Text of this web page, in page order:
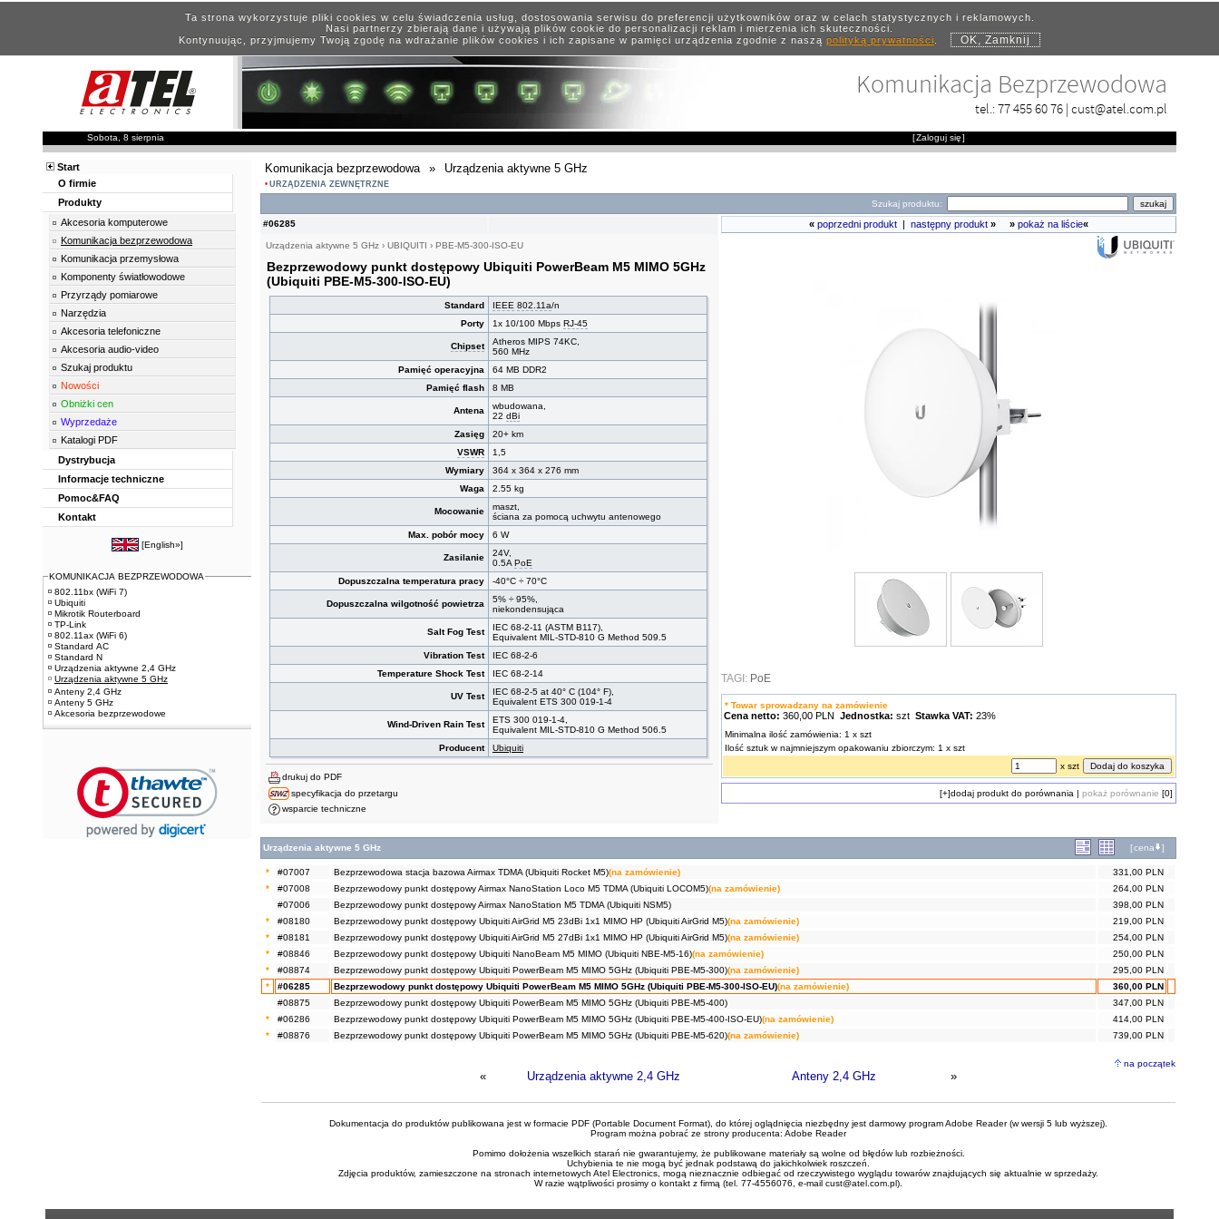
Ta strona wykorzystuje pliki cookies w celu świadczenia usług, dostosowania serwisu do preferencji użytkowników oraz w celach statystycznych i reklamowych.
Nasi partnerzy zbierają dane i używają plików cookie do personalizacji reklam i mierzenia ich skuteczności.
Kontynuując, przyjmujemy Twoją zgodę na wdrażanie plików cookies i ich zapisane w pamięci urządzenia zgodnie z naszą polityką prywatności. OK, Zamknij
Komunikacja Bezprzewodowa
tel.:77 455 60 76 | cust@atel.com.pl
Sobota, 8 sierpnia [Zaloguj się]
Komunikacja bezprzewodowa » Urządzenia aktywne 5 GHz
URZĄDZENIA ZEWNĘTRZNE
Szukaj produktu:
#06285
Urządzenia aktywne 5 GHz › UBIQUITI › PBE-M5-300-ISO-EU
Bezprzewodowy punkt dostępowy Ubiquiti PowerBeam M5 MIMO 5GHz
(Ubiquiti PBE-M5-300-ISO-EU)
Standard IEEE 802.11a/n
Porty
1x 10/100 Mbps RJ-45
Chipset
Atheros MIPS 74KC,
560 MHz
Pamięć operacyjna
64 MB DDR2
Pamięć flash
8 MB
Antena
wbudowana,
22 dBi
Zasięg
20+ km
VSWR
1,5
Wymiary
364 x 364 x 276 mm
Waga
2.55 kg
Mocowanie
maszt,
ściana za pomocą uchwytu antenowego
Max. pobór mocy
6 W
Zasilanie
24V,
0.5APoE
Dopuszczalna temperatura pracy
-40°C ÷ 70°C
Dopuszczalna wilgotność powietrza
5% ÷ 95%,
niekondensująca
Salt Fog Test
IEC 68-2-11 (ASTM B117),
Equivalent MIL-STD-810 G Method 509.5
Vibration Test
IEC 68-2-6
Temperature Shock Test
IEC 68-2-14
UV Test
IEC 68-2-5 at 40° C (104° F),
Equivalent ETS 300 019-1-4
Wind-Driven Rain Test
ETS 300 019-1-4,
Equivalent MIL-STD-810 G Method 506.5
Producent
Ubiquiti
drukuj do PDF
specyfikacja do przetargu
wsparcie techniczne
« poprzedni produkt następny produkt » » pokaż na liście«
TAGI: PoE
* Towar sprowadzany na zamówienie
Cena netto: 360,00 PLN Jednostka: szt Stawka VAT: 23%
Minimalna ilość zamówienia: 1 x szt
Ilość sztuk w najmniejszym opakowaniu zbiorczym: 1 x szt
x szt
[+]dodaj produkt do porównania | pokaż porównanie [0]
Urządzenia aktywne 5 GHz [cena ]
* #07007 Bezprzewodowa stacja bazowa Airmax TDMA (Ubiquiti Rocket M5)(na zamówienie)
331,00 PLN
*
#07008 Bezprzewodowy punkt dostępowy Airmax NanoStation Loco M5 TDMA (Ubiquiti LOCOM5)(na zamówienie)
264,00 PLN
#07006
Bezprzewodowy punkt dostępowy Airmax NanoStation M5 TDMA (Ubiquiti NSM5)
398,00 PLN
*
#08180 Bezprzewodowy punkt dostępowy Ubiquiti AirGrid M5 23dBi 1x1 MIMO HP (Ubiquiti AirGrid M5)(na zamówienie)
219,00 PLN
*
#08181 Bezprzewodowy punkt dostępowy Ubiquiti AirGrid M5 27dBi 1x1 MIMO HP (Ubiquiti AirGrid M5)(na zamówienie)
254,00 PLN
*
#08846 Bezprzewodowy punkt dostępowy Ubiquiti NanoBeam M5 MIMO (Ubiquiti NBE-M5-16)(na zamówienie)
250,00 PLN
*
#08874 Bezprzewodowy punkt dostępowy Ubiquiti PowerBeam M5 MIMO 5GHz (Ubiquiti PBE-M5-300)(na zamówienie)
295,00 PLN
*
#06285 Bezprzewodowy punkt dostępowy Ubiquiti PowerBeam M5 MIMO 5GHz (Ubiquiti PBE-M5-300-ISO-EU)(na zamówienie)
360,00 PLN
#08875
Bezprzewodowy punkt dostępowy Ubiquiti PowerBeam M5 MIMO 5GHz (Ubiquiti PBE-M5-400)
347,00 PLN
*
#06286 Bezprzewodowy punkt dostępowy Ubiquiti PowerBeam M5 MIMO 5GHz (Ubiquiti PBE-M5-400-ISO-EU)(na zamówienie)
414,00 PLN
*
#08876 Bezprzewodowy punkt dostępowy Ubiquiti PowerBeam M5 MIMO 5GHz (Ubiquiti PBE-M5-620)(na zamówienie) 739,00 PLN
na początek
« Urządzenia aktywne 2,4 GHz Anteny 2,4 GHz »
Dokumentacja do produktów publikowana jest w formacie PDF (Portable Document Format), do której oglądnięcia niezbędny jest darmowy program Adobe Reader (w wersji 5 lub wyższej).
Program można pobrać ze strony producenta: Adobe Reader
Pomimo dołożenia wszelkich starań nie gwarantujemy, że publikowane materiały są wolne od błędów lub rozbieżności.
Uchybienia te nie mogą być jednak podstawą do jakichkolwiek roszczeń.
Zdjęcia produktów, zamieszczone na stronach internetowych Atel Electronics, mogą nieznacznie odbiegać od rzeczywistego wyglądu towarów znajdujących się aktualnie w sprzedaży.
W razie wątpliwości prosimy o kontakt z firmą (tel. 77-4556076, e-mail cust@atel.com.pl).
Start
O firmie
Produkty
Akcesoria komputerowe
Komunikacja bezprzewodowa
Komunikacja przemysłowa
Komponenty światłowodowe
Przyrządy pomiarowe
Narzędzia
Akcesoria telefoniczne
Akcesoria audio-video
Szukaj produktu
Nowości
Obniżki cen
Wyprzedaże
Katalogi PDF
Dystrybucja
Informacje techniczne
Pomoc&FAQ
Kontakt
[English»]
KOMUNIKACJA BEZPRZEWODOWA
802.11bx (WiFi 7)
Ubiquiti
Mikrotik Routerboard
TP-Link
802.11ax (WiFi 6)
Standard AC
Standard N
Urządzenia aktywne 2,4 GHz
Urządzenia aktywne 5 GHz
Anteny 2,4 GHz
Anteny 5 GHz
Akcesoria bezprzewodowe